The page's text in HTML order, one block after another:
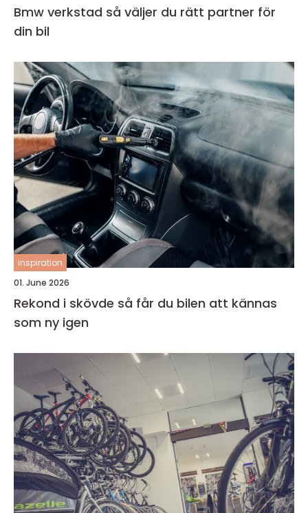
Bmw verkstad så väljer du rätt partner för
din bil
inspiration
01. June 2026
Rekond i skövde så får du bilen att kännas
som ny igen